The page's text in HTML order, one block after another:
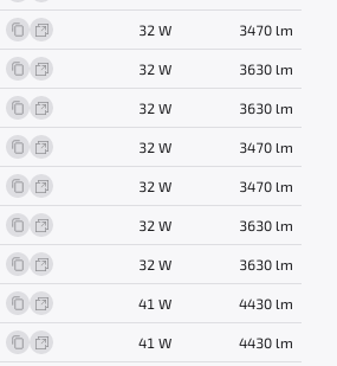
32 W 3470 lm
32 W 3630 lm
32 W 3630 lm
32 W 3470 lm
32 W 3470 lm
32 W 3630 lm
32 W 3630 lm
41 W 4430 lm
41 W 4430 lm